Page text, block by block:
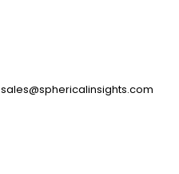
sales@sphericalinsights.com